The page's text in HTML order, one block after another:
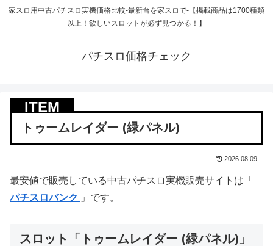
家スロ用中古パチスロ実機価格比較-最新台を家スロで-【掲載商品は1700種類
以上！欲しいスロットが必ず見つかる！】
パチスロ価格チェック
トゥームレイダー (緑パネル)
2026.08.09
最安値で販売している中古パチスロ実機販売サイトは「
パチスロバンク
」です。
スロット「トゥームレイダー (緑パネル)」